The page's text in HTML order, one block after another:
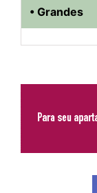
• Grandes